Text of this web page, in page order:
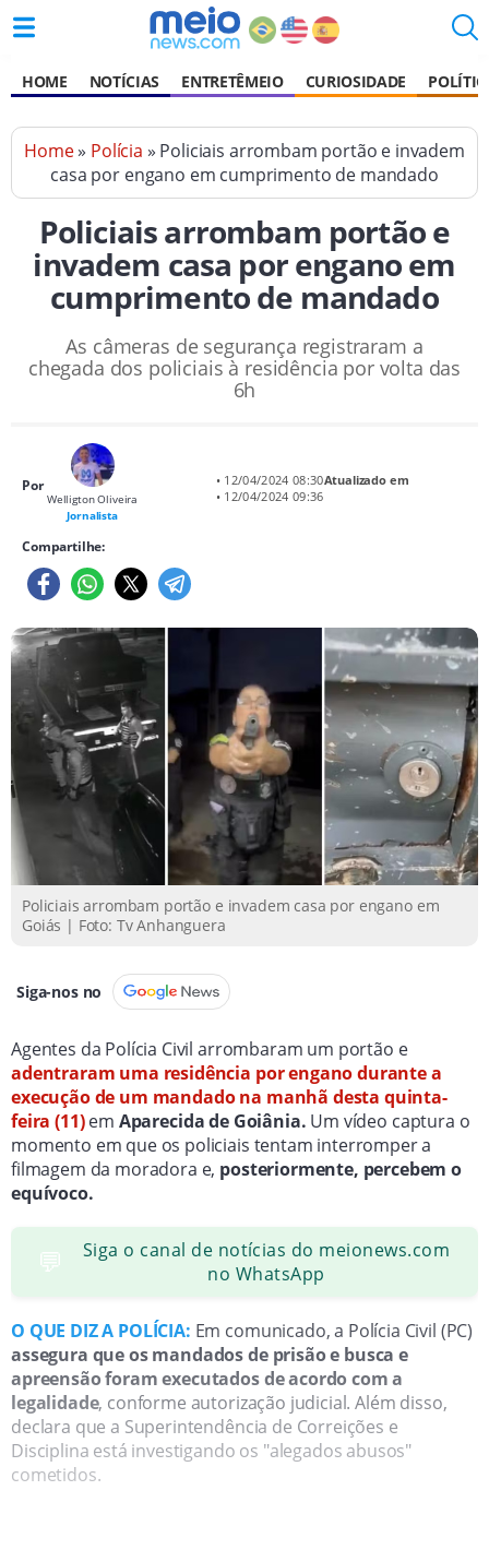
HOME NOTÍCIAS ENTRETÊMEIO CURIOSIDADE
Home» Polícia » Policiais arrombam portão e invadem
casa por engano em cumprimento de mandado
Policiais arrombam portão e
invadem casa por engano em
cumprimento de mandado
As câmeras de segurança registraram a
chegada dos policiais à residência por volta das
6h
Por
Welligton Oliveira
Jornalista
• 12/04/2024 08:30Atualizado em
• 12/04/2024 09:36
Compartilhe:
Policiais arrombam portão e invadem casa por engano em
Goiás | Foto: Tv Anhanguera
Siga-nos no
Agentes da Polícia Civil arrombaram um portão e
adentraram uma residência por engano durante a
execução de um mandado na manhã desta quinta-
feira (11)em Aparecida de Goiânia. Um vídeo captura o
momento em que os policiais tentam interromper a
filmagem da moradora e, posteriormente, percebem o
equívoco.
💬
Siga o canal de notícias do meionews.com
no WhatsApp
O QUE DIZ A POLÍCIA: Em comunicado, a Polícia Civil (PC)
assegura que os mandados de prisão e busca e
apreensão foram executados de acordo com a
legalidade, conforme autorização judicial. Além disso,
declara que a Superintendência de Correições e
Disciplina está investigando os "alegados abusos"
cometidos.